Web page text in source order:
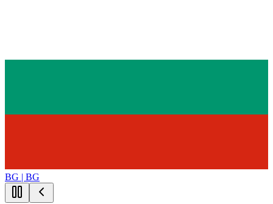
BG | BG